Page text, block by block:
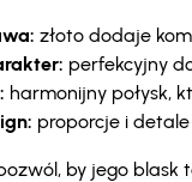
złoto dodaje
perfekcyjny
harmonijny połysk,
proporcje i
by jego blask